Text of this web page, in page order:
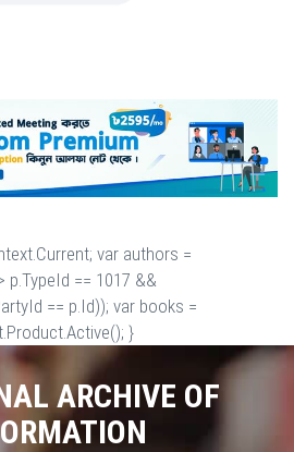
var authors =
p.TypeId == 1017 &&
== p.Id)); var books =
}
ARCHIVE OF